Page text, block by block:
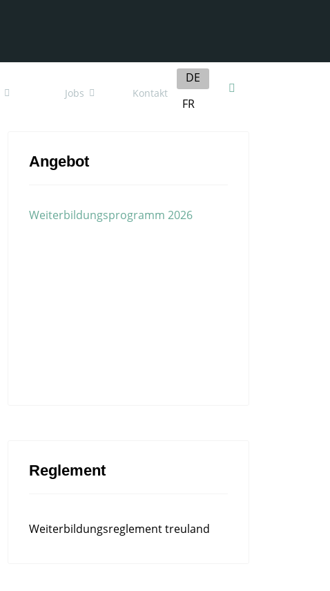
Jobs Kontakt
Sprache auswählen
DE
FR
Angebot
Weiterbildungsprogramm 2026
Reglement
Weiterbildungsreglement treuland